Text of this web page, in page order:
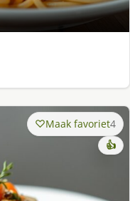
Maak favoriet4
👍